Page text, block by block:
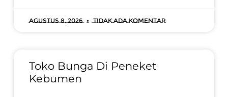
Agustus 8, 2026 Tidak ada komentar
Toko Bunga Di Peneket
Kebumen